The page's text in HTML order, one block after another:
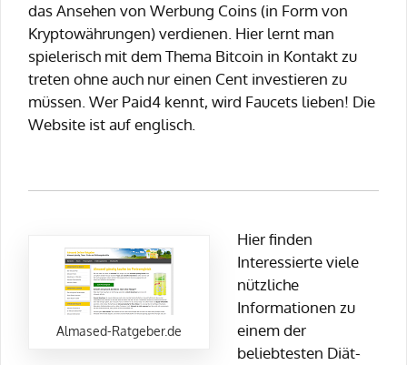
das Ansehen von Werbung Coins (in Form von
Kryptowährungen) verdienen. Hier lernt man
spielerisch mit dem Thema Bitcoin in Kontakt zu
treten ohne auch nur einen Cent investieren zu
müssen. Wer Paid4 kennt, wird Faucets lieben! Die
Website ist auf englisch.
Almased-Ratgeber.de
Hier finden
Interessierte viele
nützliche
Informationen zu
einem der
beliebtesten Diät-